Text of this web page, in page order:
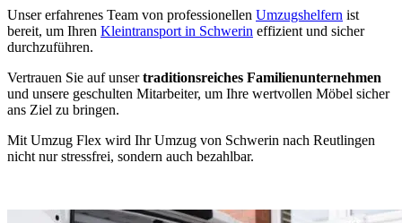
Unser erfahrenes Team von professionellen Umzugshelfern ist
bereit, um Ihren Kleintransport in Schwerin effizient und sicher
durchzuführen.
Vertrauen Sie auf unsertraditionsreiches Familienunternehmen
und unsere geschulten Mitarbeiter, um Ihre wertvollen Möbel sicher
ans Ziel zu bringen.
Mit Umzug Flex wird Ihr Umzug von Schwerin nach Reutlingen
nicht nur stressfrei, sondern auch bezahlbar.